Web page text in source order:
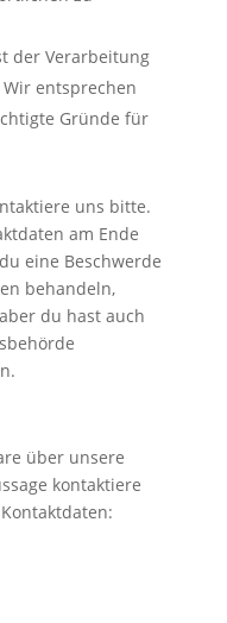
der Verarbeitung
entsprechen
Gründe für
uns bitte.
am Ende
eine Beschwerde
behandeln,
du hast auch
über unsere
kontaktiere